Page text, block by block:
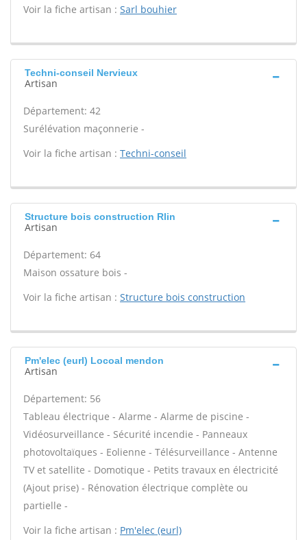
Voir la fiche artisan : Sarl bouhier
Techni-conseil Nervieux
Artisan
Département: 42
Surélévation maçonnerie -
Voir la fiche artisan : Techni-conseil
Structure bois construction Rlin
Artisan
Département: 64
Maison ossature bois -
Voir la fiche artisan : Structure bois construction
Pm'elec (eurl) Locoal mendon
Artisan
Département: 56
Tableau électrique - Alarme - Alarme de piscine -
Vidéosurveillance - Sécurité incendie - Panneaux
photovoltaïques - Eolienne - Télésurveillance - Antenne
TV et satellite - Domotique - Petits travaux en électricité
(Ajout prise) - Rénovation électrique complète ou
partielle -
Voir la fiche artisan : Pm'elec (eurl)